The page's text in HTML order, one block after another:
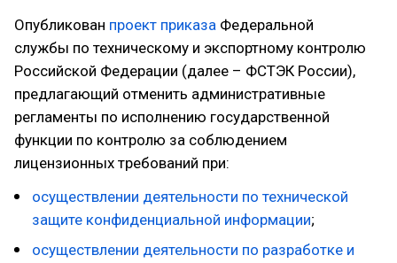
Опубликован проект приказа Федеральной
службы по техническому и экспортному контролю
Российской Федерации (далее – ФСТЭК России),
предлагающий отменить административные
регламенты по исполнению государственной
функции по контролю за соблюдением
лицензионных требований при:
осуществлении деятельности по технической
защите конфиденциальной информации;
осуществлении деятельности по разработке и